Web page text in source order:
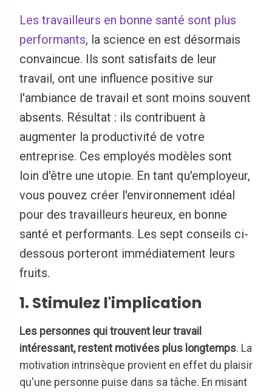
Les travailleurs en bonne santé sont plus
performants, la science en est désormais
convaincue. Ils sont satisfaits de leur
travail, ont une influence positive sur
l'ambiance de travail et sont moins souvent
absents. Résultat : ils contribuent à
augmenter la productivité de votre
entreprise. Ces employés modèles sont
loin d'être une utopie. En tant qu'employeur,
vous pouvez créer l'environnement idéal
pour des travailleurs heureux, en bonne
santé et performants. Les sept conseils ci-
dessous porteront immédiatement leurs
fruits.
1. Stimulez l'implication
Les personnes qui trouvent leur travail
intéressant, restent motivées plus longtemps. La
motivation intrinsèque provient en effet du plaisir
qu'une personne puise dans sa tâche. En misant